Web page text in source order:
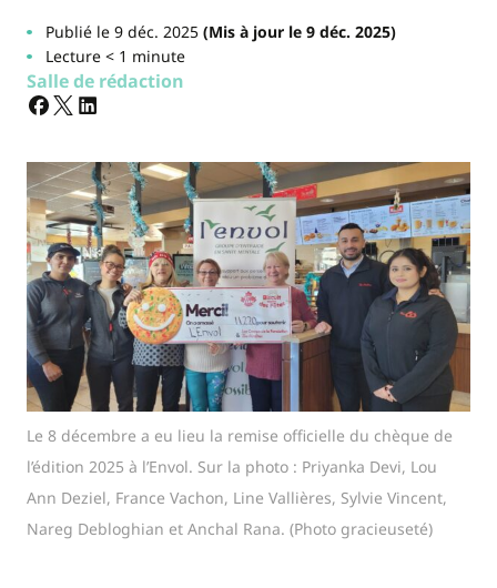
Publié le 9 déc. 2025(Mis à jour le 9 déc. 2025)
Lecture < 1 minute
Salle de rédaction
Le 8 décembre a eu lieu la remise officielle du chèque de
l’édition 2025 à l’Envol. Sur la photo : Priyanka Devi, Lou
Ann Deziel, France Vachon, Line Vallières, Sylvie Vincent,
Nareg Debloghian et Anchal Rana. (Photo gracieuseté)